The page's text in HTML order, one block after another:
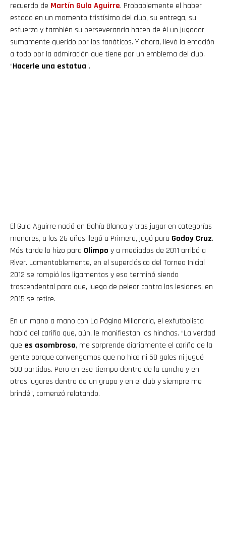
recuerdo de Martín Gula Aguirre. Probablemente el haber
estado en un momento tristísimo del club, su entrega, su
esfuerzo y también su perseverancia hacen de él un jugador
sumamente querido por los fanáticos. Y ahora, llevó la emoción
a todo por la admiración que tiene por un emblema del club.
“Hacerle una estatua”.
El Gula Aguirre nació en Bahía Blanca y tras jugar en categorías
menores, a los 26 años llegó a Primera, jugó para Godoy Cruz.
Más tarde lo hizo para Olimpo y a mediados de 2011 arribó a
River. Lamentablemente, en el superclásico del Torneo Inicial
2012 se rompió los ligamentos y eso terminó siendo
trascendental para que, luego de pelear contra las lesiones, en
2015 se retire.
En un mano a mano con La Página Millonaria, el exfutbolista
habló del cariño que, aún, le manifiestan los hinchas. “La verdad
que es asombroso, me sorprende diariamente el cariño de la
gente porque convengamos que no hice ni 50 goles ni jugué
500 partidos. Pero en ese tiempo dentro de la cancha y en
otros lugares dentro de un grupo y en el club y siempre me
brindé”, comenzó relatando.